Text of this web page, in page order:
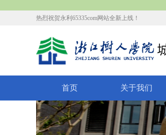
热烈祝贺永利65335com网站全新上线！
首页 关于我们